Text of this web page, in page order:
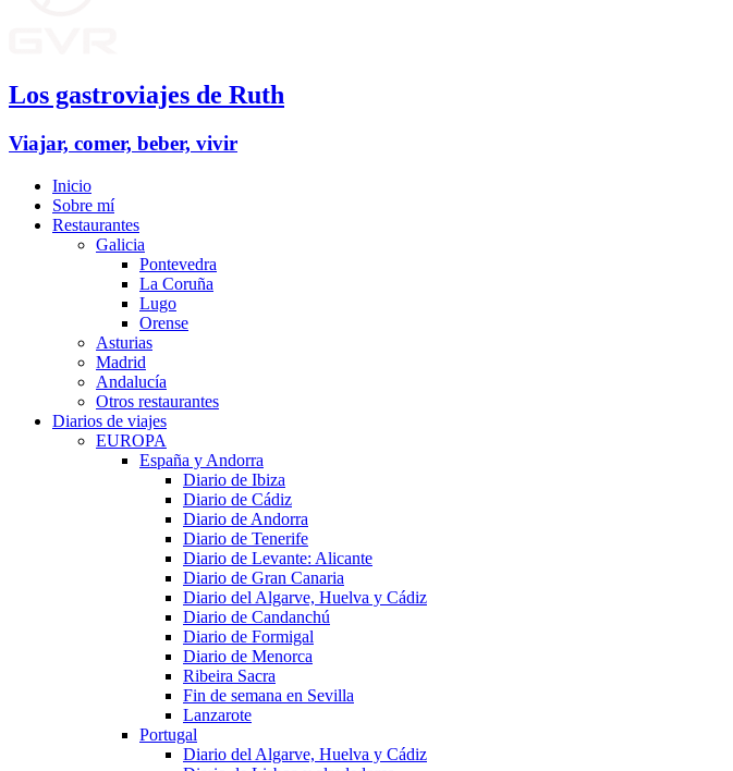
Los gastroviajes de Ruth
Viajar, comer, beber, vivir
Inicio
Sobre mí
Restaurantes
Galicia
Pontevedra
La Coruña
Lugo
Orense
Asturias
Madrid
Andalucía
Otros restaurantes
Diarios de viajes
EUROPA
España y Andorra
Diario de Ibiza
Diario de Cádiz
Diario de Andorra
Diario de Tenerife
Diario de Levante: Alicante
Diario de Gran Canaria
Diario del Algarve, Huelva y Cádiz
Diario de Candanchú
Diario de Formigal
Diario de Menorca
Ribeira Sacra
Fin de semana en Sevilla
Lanzarote
Portugal
Diario del Algarve, Huelva y Cádiz